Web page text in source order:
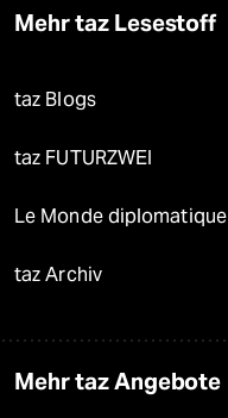
Mehr taz Lesestoff
taz Blogs
taz FUTURZWEI
Le Monde diplomatique
taz Archiv
Mehr taz Angebote